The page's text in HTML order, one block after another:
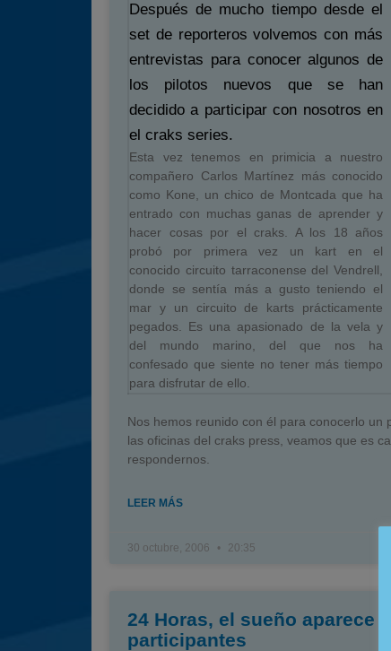
Después de mucho tiempo desde el
set de reporteros volvemos con más
entrevistas para conocer algunos de
los pilotos nuevos que se han
decidido a participar con nosotros en
el craks series.
Esta vez tenemos en primicia a nuestro
compañero Carlos Martínez más conocido
como Kone, un chico de Montcada que ha
entrado con muchas ganas de aprender y
hacer cosas por el craks. A los 18 años
probó por primera vez un kart en el
conocido circuito tarraconense del Vendrell,
donde se sentía más a gusto teniendo el
mar y un circuito de karts prácticamente
pegados. Es una apasionado de la vela y
del mundo marino, del que nos ha
confesado que siente no tener más tiempo
para disfrutar de ello.
Nos hemos reunido con él para conocerlo un
las oficinas del craks press, veamos que es
respondernos.
LEER MÁS
30 octubre, 2006 20:35
24 Horas, el sueño aparece
participantes